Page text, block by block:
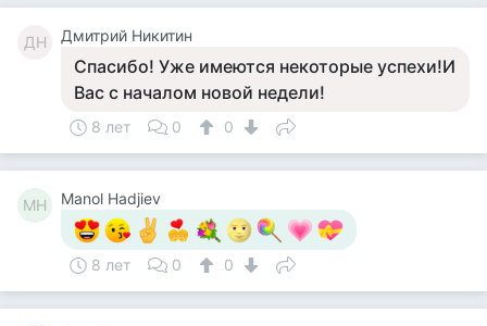
ДН Дмитрий Никитин
Спасибо! Уже имеются некоторые успехи!И
Вас с началом новой недели!
8 лет 0 0
MH Manol Hadjiev
8 лет 0 0